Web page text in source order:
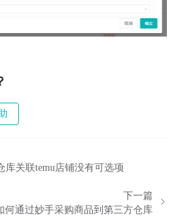
库关联temu店铺没有可选项
下一篇
何通过妙手采购商品到第三方仓库